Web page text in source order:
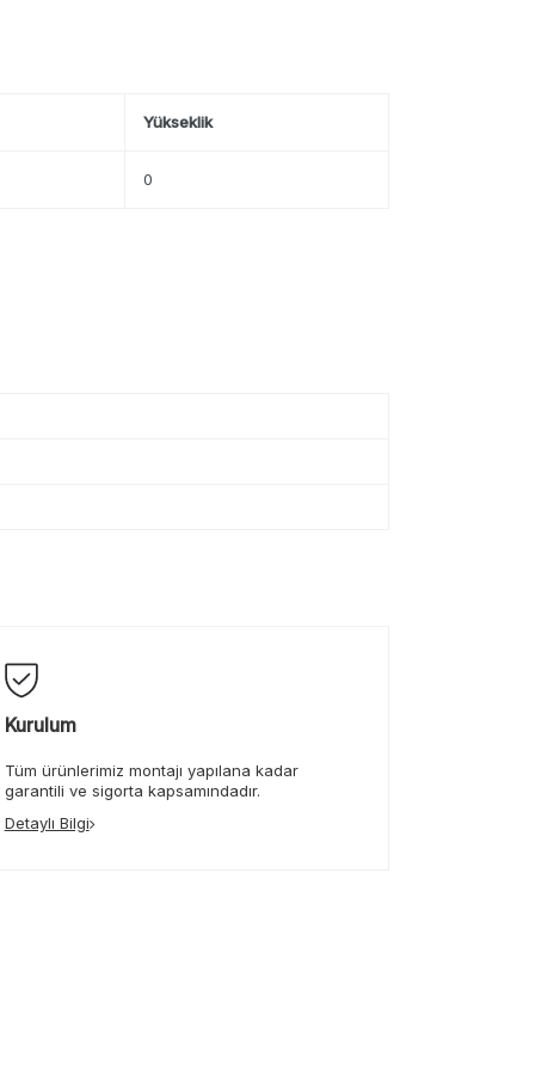
Yükseklik
0
Kurulum
Tüm ürünlerimiz montajı yapılana kadar
garantili ve sigorta kapsamındadır.
Detaylı Bilgi